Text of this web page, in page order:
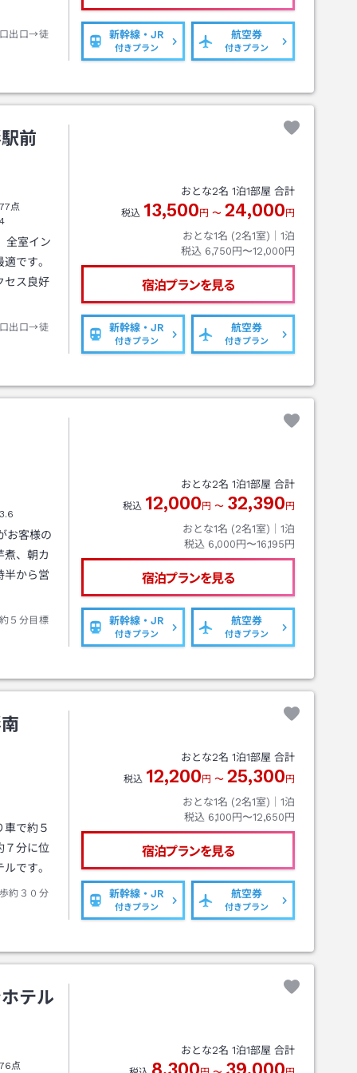
出口→徒 新幹線・JR
付きプラン
航空券
付きプラン
前
点
全室イン
です。
セス良好
出口→徒
おとな2名 1泊1部屋 合計
税込 13,500 円 〜 24,000 円
おとな1名 (2名1室)｜ 1泊
税込 6,750円〜12,000円
宿泊プランを見る
新幹線・JR
付きプラン
航空券
付きプラン
お客様の
煮、朝カ
半から営
５分目標
おとな2名 1泊1部屋 合計
税込 12,000 円 〜 32,390 円
おとな1名 (2名1室)｜ 1泊
税込 6,000円〜16,195円
宿泊プランを見る
新幹線・JR
付きプラン
航空券
付きプラン
車で約５
７分に位
です。
約３０分
おとな2名 1泊1部屋 合計
税込 12,200 円 〜 25,300 円
おとな1名 (2名1室)｜ 1泊
税込 6,100円〜12,650円
宿泊プランを見る
新幹線・JR
付きプラン
航空券
付きプラン
テル
点
おとな2名 1泊1部屋 合計